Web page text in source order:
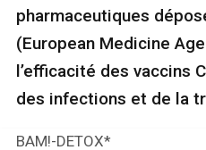
pharmaceutiques
(European Medicine
l’efficacité des vaccins
des infections et de la
BAM!-DETOX*